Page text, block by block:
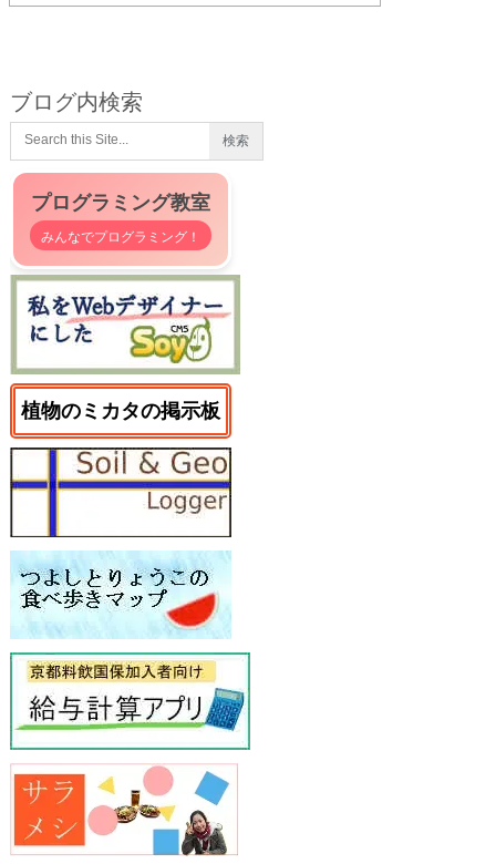
ブログ内検索
プログラミング教室
みんなでプログラミング！
植物のミカタの掲示板